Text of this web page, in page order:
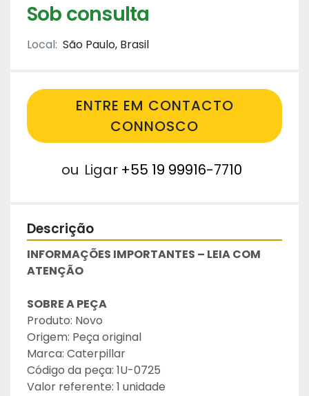
Sob consulta
Local: São Paulo, Brasil
ENTRE EM CONTACTO
CONNOSCO
ou Ligar +55 19 99916-7710
Descrição
INFORMAÇÕES IMPORTANTES – LEIA COM
ATENÇÃO
SOBRE A PEÇA
Produto: Novo
Origem: Peça original
Marca: Caterpillar
Código da peça: 1U-0725
Valor referente: 1 unidade